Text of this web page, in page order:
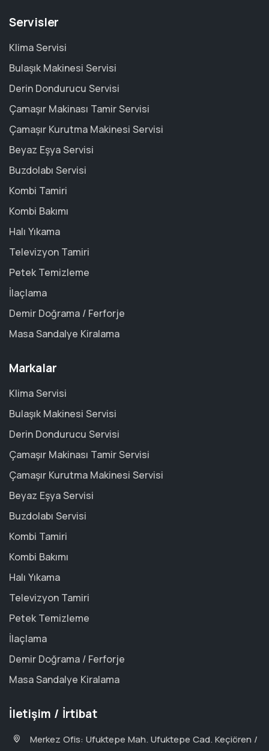
Servisler
Klima Servisi
Bulaşık Makinesi Servisi
Derin Dondurucu Servisi
Çamaşır Makinası Tamir Servisi
Çamaşır Kurutma Makinesi Servisi
Beyaz Eşya Servisi
Buzdolabı Servisi
Kombi Tamiri
Kombi Bakımı
Halı Yıkama
Televizyon Tamiri
Petek Temizleme
İlaçlama
Demir Doğrama / Ferforje
Masa Sandalye Kiralama
Markalar
Klima Servisi
Bulaşık Makinesi Servisi
Derin Dondurucu Servisi
Çamaşır Makinası Tamir Servisi
Çamaşır Kurutma Makinesi Servisi
Beyaz Eşya Servisi
Buzdolabı Servisi
Kombi Tamiri
Kombi Bakımı
Halı Yıkama
Televizyon Tamiri
Petek Temizleme
İlaçlama
Demir Doğrama / Ferforje
Masa Sandalye Kiralama
İletişim / İrtibat
Merkez Ofis: Ufuktepe Mah. Ufuktepe Cad. Keçiören /